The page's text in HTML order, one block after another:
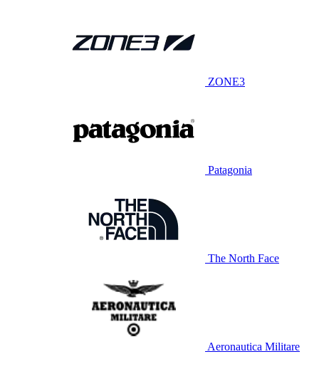
ZONE3
Patagonia
The North Face
Aeronautica Militare